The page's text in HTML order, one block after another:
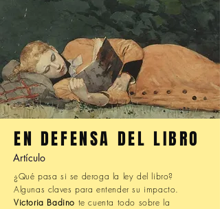
EN DEFENSA DEL LIBRO
Artículo
¿Qué pasa si se deroga la ley del libro?
Algunas claves para entender su impacto.
Victoria Badino te cuenta todo sobre la